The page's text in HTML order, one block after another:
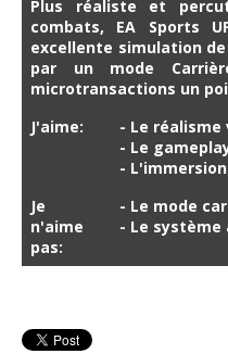
Plus réaliste et
combats, EA Sports
excellente simulation
par un mode
microtransactions un
J'aime:
- Le réalisme
- Le
-
Je
n'aime
pas:
- Le mode
- Le